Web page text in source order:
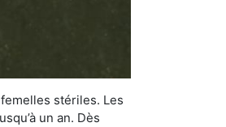
stériles. Les
un an. Dès